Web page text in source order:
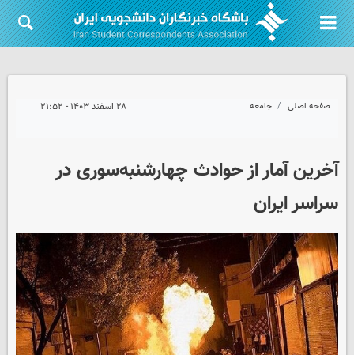
صفحه اصلی جامعه ۲۸ اسفند ۱۴۰۳ - ۲۱:۵۲
آخرین آمار از حوادث چهارشنبه‌سوری در
سراسر ایران